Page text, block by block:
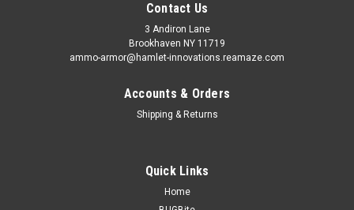
Contact Us
3 Andiron Lane
Brookhaven NY 11719
ammo-armor@hamlet-innovations.reamaze.com
Accounts & Orders
Shipping & Returns
Quick Links
Home